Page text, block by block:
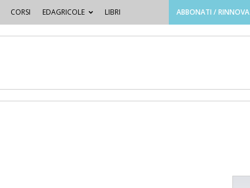
CORSI EDAGRICOLE LIBRI ABBONATI / RINNOVA